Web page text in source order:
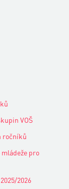
VOŠ
ročníků
pro
2026